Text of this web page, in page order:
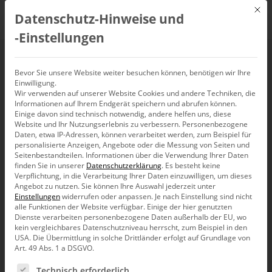
Data & Donuts –
Bissantz kommt nach
Hamburg
7. April 2025, 14:00–17:00Uhr,Hamburg
Mit
Datenschutz-Hinweise und
‑Einstellungen
Bevor Sie unsere Website weiter besuchen können, benötigen wir Ihre
Einwilligung.
Wir verwenden auf unserer Website Cookies und andere Techniken, die
Informationen auf Ihrem Endgerät speichern und abrufen können.
Einige davon sind technisch notwendig, andere helfen uns, diese
Website und Ihr Nutzungserlebnis zu verbessern. Personenbezogene
Daten, etwa IP-Adressen, können verarbeitet werden, zum Beispiel für
personalisierte Anzeigen, Angebote oder die Messung von Seiten und
Seitenbestandteilen. Informationen über die Verwendung Ihrer Daten
finden Sie in unserer Datenschutzerklärung. Es besteht keine
Verpflichtung, in die Verarbeitung Ihrer Daten einzuwilligen, um dieses
Angebot zu nutzen.Sie können Ihre Auswahl jederzeit unter
Einstellungenwiderrufen oder anpassen. Je nach Einstellung sind nicht
alle Funktionen der Website verfügbar. Einige der hier genutzten
Dienste verarbeiten personenbezogene Daten außerhalb der EU, wo
kein vergleichbares Datenschutzniveau herrscht, zum Beispiel in den
USA. Die Übermittlung in solche Drittländer erfolgt auf Grundlage von
Art. 49 Abs. 1 a DSGVO.
Es folgt eine Liste der Service-Gruppen, für die eine